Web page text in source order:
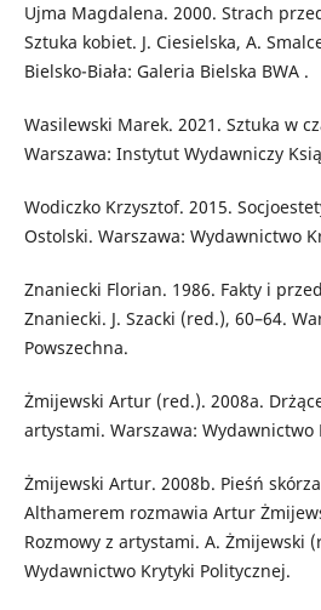
Ujma Magdalena. 2000. Strach
Sztuka kobiet. J. Ciesielska, A.
Bielsko-Biała: Galeria Bielska BWA .
Wasilewski Marek. 2021. Sztuka w
Warszawa: Instytut Wydawniczy
Wodiczko Krzysztof. 2015.
Ostolski. Warszawa: Wydawnictwo
Znaniecki Florian. 1986. Fakty i
Znaniecki. J. Szacki (red.), 60–64.
Powszechna.
Żmijewski Artur (red.). 2008a.
artystami. Warszawa: Wydawnictwo
Żmijewski Artur. 2008b. Pieśń
Althamerem rozmawia Artur
Rozmowy z artystami. A. Żmijewski
Wydawnictwo Krytyki Politycznej.